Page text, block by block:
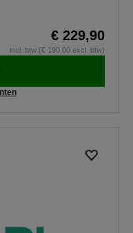
€ 229,90
incl. btw (€ 190,00 excl. btw)